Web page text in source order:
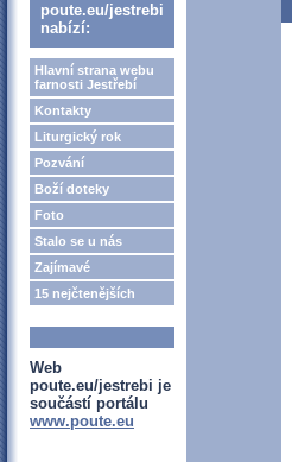
poute.eu/jestrebi
nabízí:
Hlavní strana webu
farnosti Jestřebí
Kontakty
Liturgický rok
Pozvání
Boží doteky
Foto
Stalo se u nás
Zajímavé
15 nejčtenějších
Web
poute.eu/jestrebi je
součástí portálu
www.poute.eu